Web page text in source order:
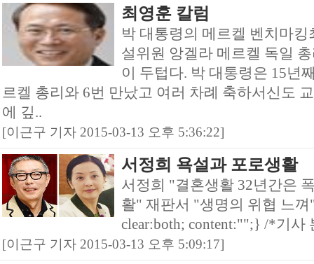
최영훈 칼럼
박 대통령의 메르켈 벤치마
설위원 앙겔라 메르켈 독일
이 두텁다. 박 대통령은 15년
르켈 총리와 6번 만났고 여러 차례 축하서신도
에 깊..
[이근구 기자 2015-03-13 오후 5:36:22]
서정희 욕설과 포로생활
서정희 "결혼생활 32년간은
활" 재판서 "생명의 위협 느껴
clear:both; content:"";} /*기사
[이근구 기자 2015-03-13 오후 5:09:17]